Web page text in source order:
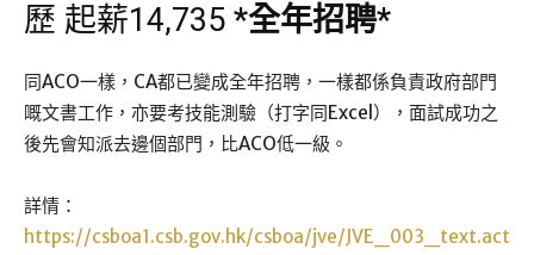
歷 起薪14,735 *全年招聘*
同ACO一樣，CA都已變成全年招聘，一樣都係負責政府部門
嘅文書工作，亦要考技能測驗（打字同Excel），面試成功之
後先會知派去邊個部門，比ACO低一級。
詳情：
https://csboa1.csb.gov.hk/csboa/jve/JVE_003_text.act